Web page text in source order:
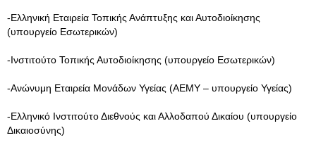
-Ελληνική Εταιρεία Τοπικής Ανάπτυξης και Αυτοδιοίκησης
(υπουργείο Εσωτερικών)
-Ινστιτούτο Τοπικής Αυτοδιοίκησης (υπουργείο Εσωτερικών)
-Ανώνυμη Εταιρεία Μονάδων Υγείας (ΑΕΜΥ – υπουργείο Υγείας)
-Ελληνικό Ινστιτούτο Διεθνούς και Αλλοδαπού Δικαίου (υπουργείο
Δικαιοσύνης)